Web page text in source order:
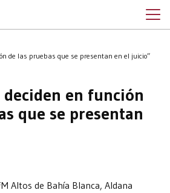
de las pruebas que se presentan en el juicio”
deciden en función
que se presentan
Altos de Bahía Blanca, Aldana